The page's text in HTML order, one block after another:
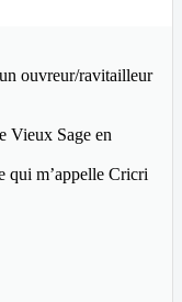
ouvreur/ravitailleur
Vieux Sage en
qui m’appelle Cricri